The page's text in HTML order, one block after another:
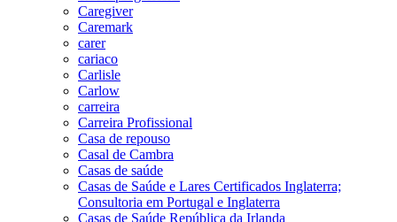
Caregiver
Caremark
carer
cariaco
Carlisle
Carlow
carreira
Carreira Profissional
Casa de repouso
Casal de Cambra
Casas de saúde
Casas de Saúde e Lares Certificados Inglaterra;
Consultoria em Portugal e Inglaterra
Casas de Saúde República da Irlanda